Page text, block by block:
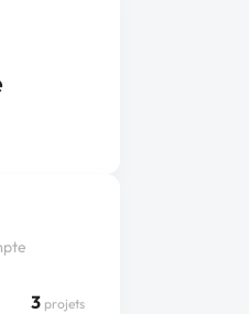
3 projets